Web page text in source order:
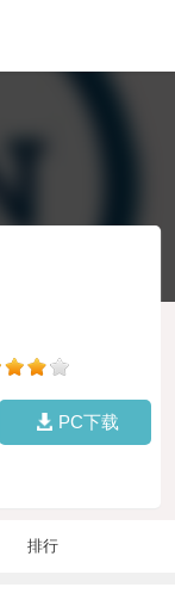
PC下载
排行